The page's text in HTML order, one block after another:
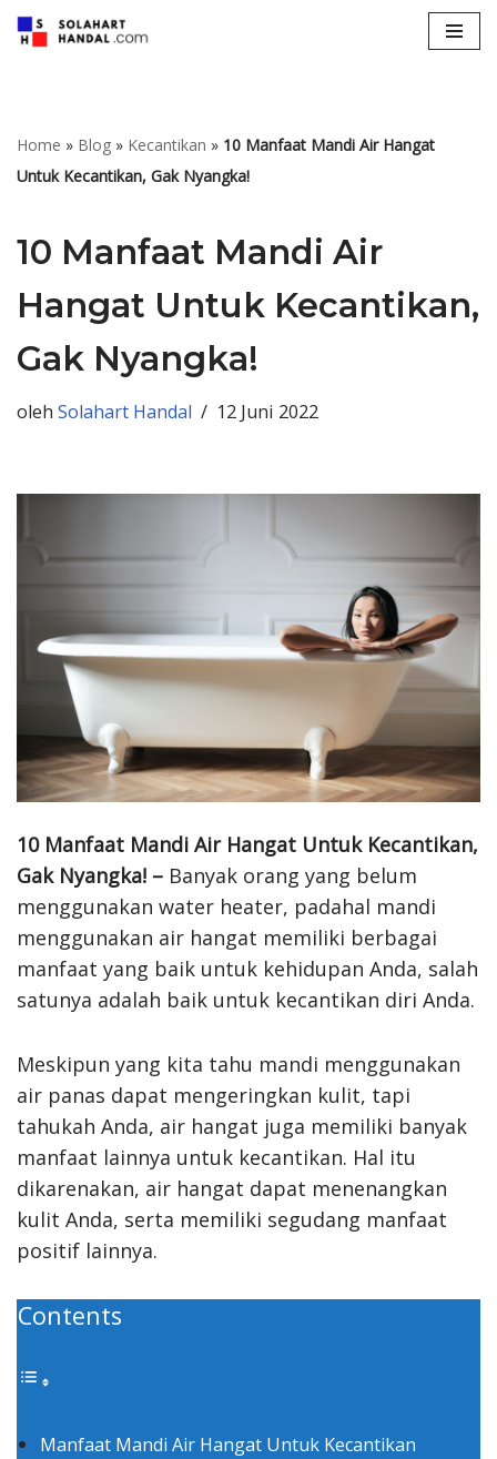
Home » Blog » Kecantikan » 10 Manfaat Mandi Air Hangat
Untuk Kecantikan, Gak Nyangka!
10 Manfaat Mandi Air
Hangat Untuk Kecantikan,
Gak Nyangka!
oleh Solahart Handal 12 Juni 2022
10 Manfaat Mandi Air Hangat Untuk Kecantikan,
Gak Nyangka! – Banyak orang yang belum
menggunakan water heater, padahal mandi
menggunakan air hangat memiliki berbagai
manfaat yang baik untuk kehidupan Anda, salah
satunya adalah baik untuk kecantikan diri Anda.
Meskipun yang kita tahu mandi menggunakan
air panas dapat mengeringkan kulit, tapi
tahukah Anda, air hangat juga memiliki banyak
manfaat lainnya untuk kecantikan. Hal itu
dikarenakan, air hangat dapat menenangkan
kulit Anda, serta memiliki segudang manfaat
positif lainnya.
Contents
Manfaat Mandi Air Hangat Untuk Kecantikan